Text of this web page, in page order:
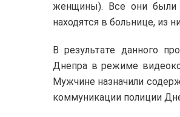
женщины). Все они были
находятся в больнице, из
В результате данного
Днепра в режиме
Мужчине назначили
коммуникации полиции